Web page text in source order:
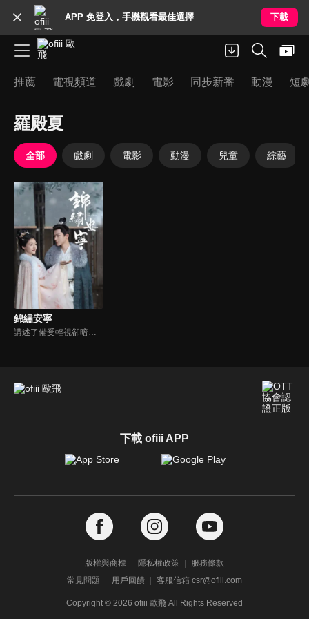
APP 免登入，手機觀看最佳選擇 下載
推薦 電視頻道 戲劇 電影 同步新番 動漫 短
羅殿夏
全部 戲劇 電影 動漫 兒童 綜藝
錦繡安寧
講述了備受輕視卻暗藏文韜武略之才的“卑微庶子”羅慎遠與一心尋求獨立的“千金嫡女”羅宜寧從相互利用到相依相偎，攜手經歷波折，最終成功破局、執子之手相伴餘生的故事。
下載 ofiii APP
版權與商標 隱私權政策
服務條款
常見問題
用戶回饋 客服信箱 csr@ofiii.com
Copyright © 2026 ofiii 歐飛 All Rights Reserved